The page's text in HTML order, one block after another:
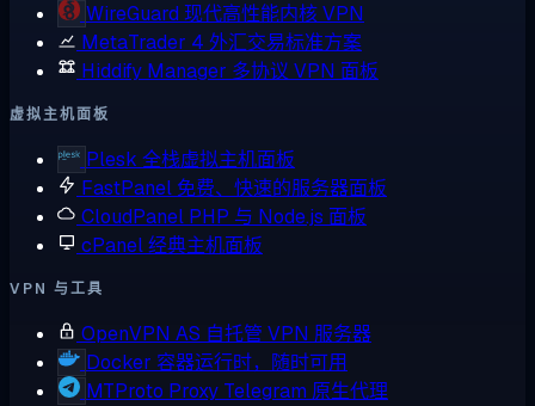
WireGuard 现代高性能内核 VPN
MetaTrader 4 外汇交易标准方案
Hiddify Manager 多协议 VPN 面板
虚拟主机面板
Plesk 全栈虚拟主机面板
FastPanel 免费、快速的服务器面板
CloudPanel PHP 与 Node.js 面板
cPanel经典主机面板
VPN 与工具
OpenVPN AS 自托管 VPN 服务器
Docker 容器运行时，随时可用
MTProto Proxy Telegram 原生代理